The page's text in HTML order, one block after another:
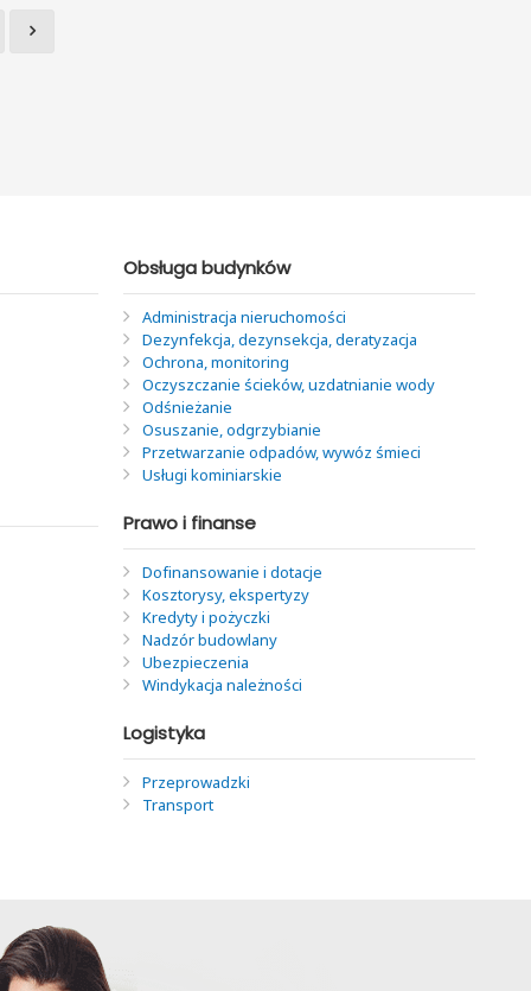
Obsługa budynków
Administracja nieruchomości
Dezynfekcja, dezynsekcja, deratyzacja
Ochrona, monitoring
Oczyszczanie ścieków, uzdatnianie wody
Odśnieżanie
Osuszanie, odgrzybianie
Przetwarzanie odpadów, wywóz śmieci
Usługi kominiarskie
Prawo i finanse
Dofinansowanie i dotacje
Kosztorysy, ekspertyzy
Kredyty i pożyczki
Nadzór budowlany
Ubezpieczenia
Windykacja należności
Logistyka
Przeprowadzki
Transport